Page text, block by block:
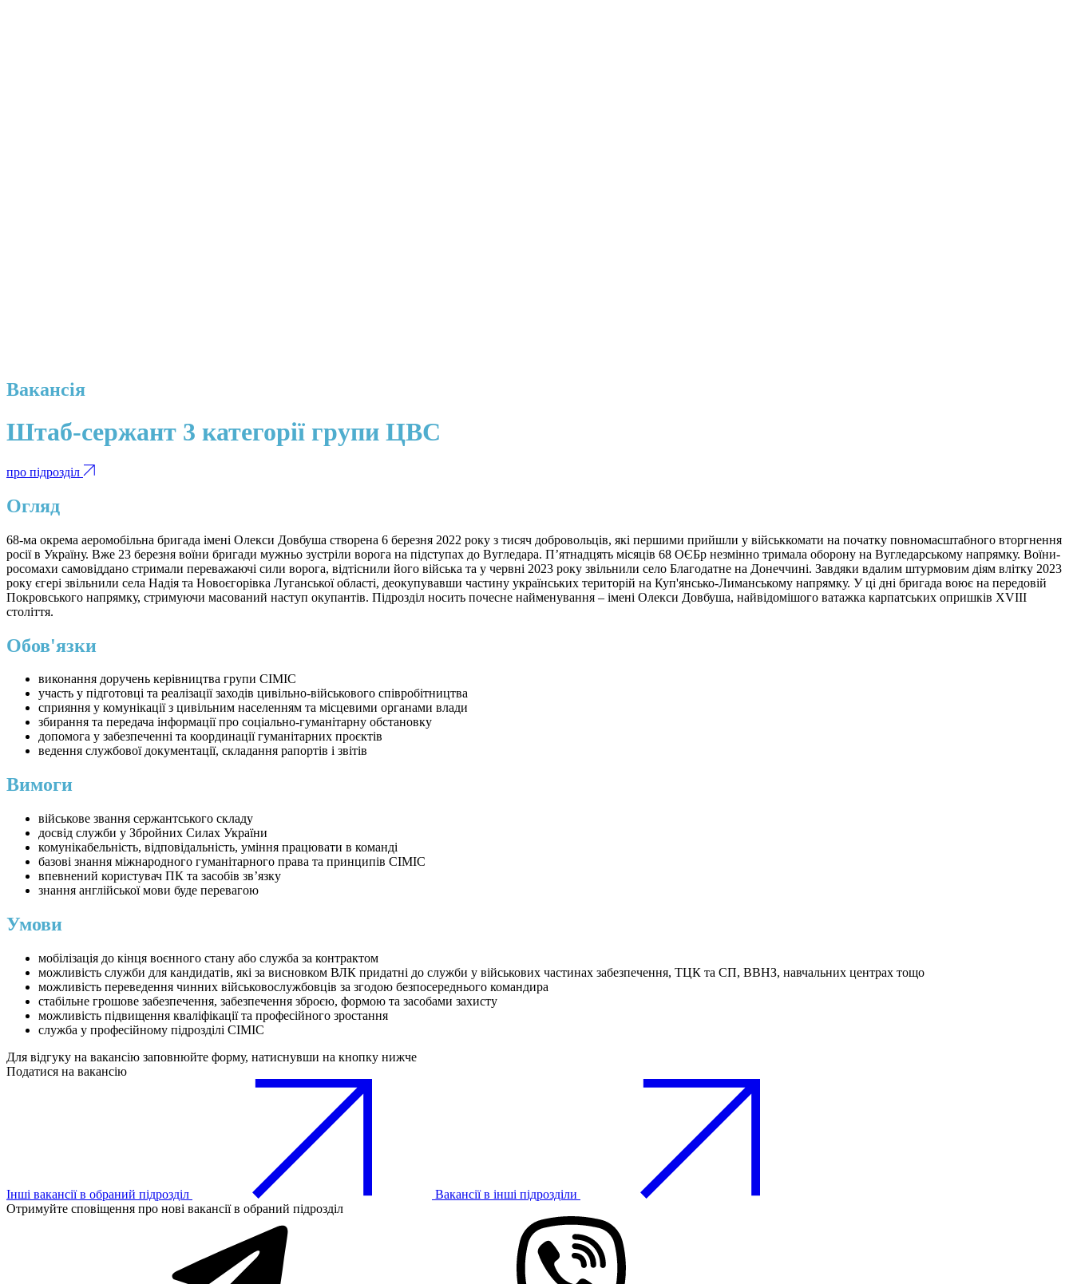
Вакансія
Штаб-сержант 3 категорії групи ЦВС
про підрозділ
Огляд
68-ма окрема аеромобільна бригада імені Олекси Довбуша створена 6 березня 2022 року з тисяч добровольців, які першими прийшли у військкомати на початку повномасштабного вторгнення
росії в Україну. Вже 23 березня воїни бригади мужньо зустріли ворога на підступах до Вугледара. П’ятнадцять місяців 68 ОЄБр незмінно тримала оборону на Вугледарському напрямку. Воїни-
росомахи самовіддано стримали переважаючі сили ворога, відтіснили його війська та у червні 2023 року звільнили село Благодатне на Донеччині. Завдяки вдалим штурмовим діям влітку 2023
року єгері звільнили села Надія та Новоєгорівка Луганської області, деокупувавши частину українських територій на Куп'янсько-Лиманському напрямку. У ці дні бригада воює на передовій
Покровського напрямку, стримуючи масований наступ окупантів. Підрозділ носить почесне найменування – імені Олекси Довбуша, найвідомішого ватажка карпатських опришків XVIII
століття.
Обов'язки
виконання доручень керівництва групи CIMIC
участь у підготовці та реалізації заходів цивільно-військового співробітництва
сприяння у комунікації з цивільним населенням та місцевими органами влади
збирання та передача інформації про соціально-гуманітарну обстановку
допомога у забезпеченні та координації гуманітарних проєктів
ведення службової документації, складання рапортів і звітів
Вимоги
військове звання сержантського складу
досвід служби у Збройних Силах України
комунікабельність, відповідальність, уміння працювати в команді
базові знання міжнародного гуманітарного права та принципів CIMIC
впевнений користувач ПК та засобів зв’язку
знання англійської мови буде перевагою
Умови
мобілізація до кінця воєнного стану або служба за контрактом
можливість служби для кандидатів, які за висновком ВЛК придатні до служби у військових частинах забезпечення, ТЦК та СП, ВВНЗ, навчальних центрах тощо
можливість переведення чинних військовослужбовців за згодою безпосереднього командира
стабільне грошове забезпечення, забезпечення зброєю, формою та засобами захисту
можливість підвищення кваліфікації та професійного зростання
служба у професійному підрозділі CIMIC
Для відгуку на вакансію заповнюйте форму, натиснувши на кнопку нижче
Податися на вакансію
Інші вакансії в обраний підрозділ
Вакансії в інші підрозділи
Отримуйте сповіщення про нові вакансії в обраний підрозділ